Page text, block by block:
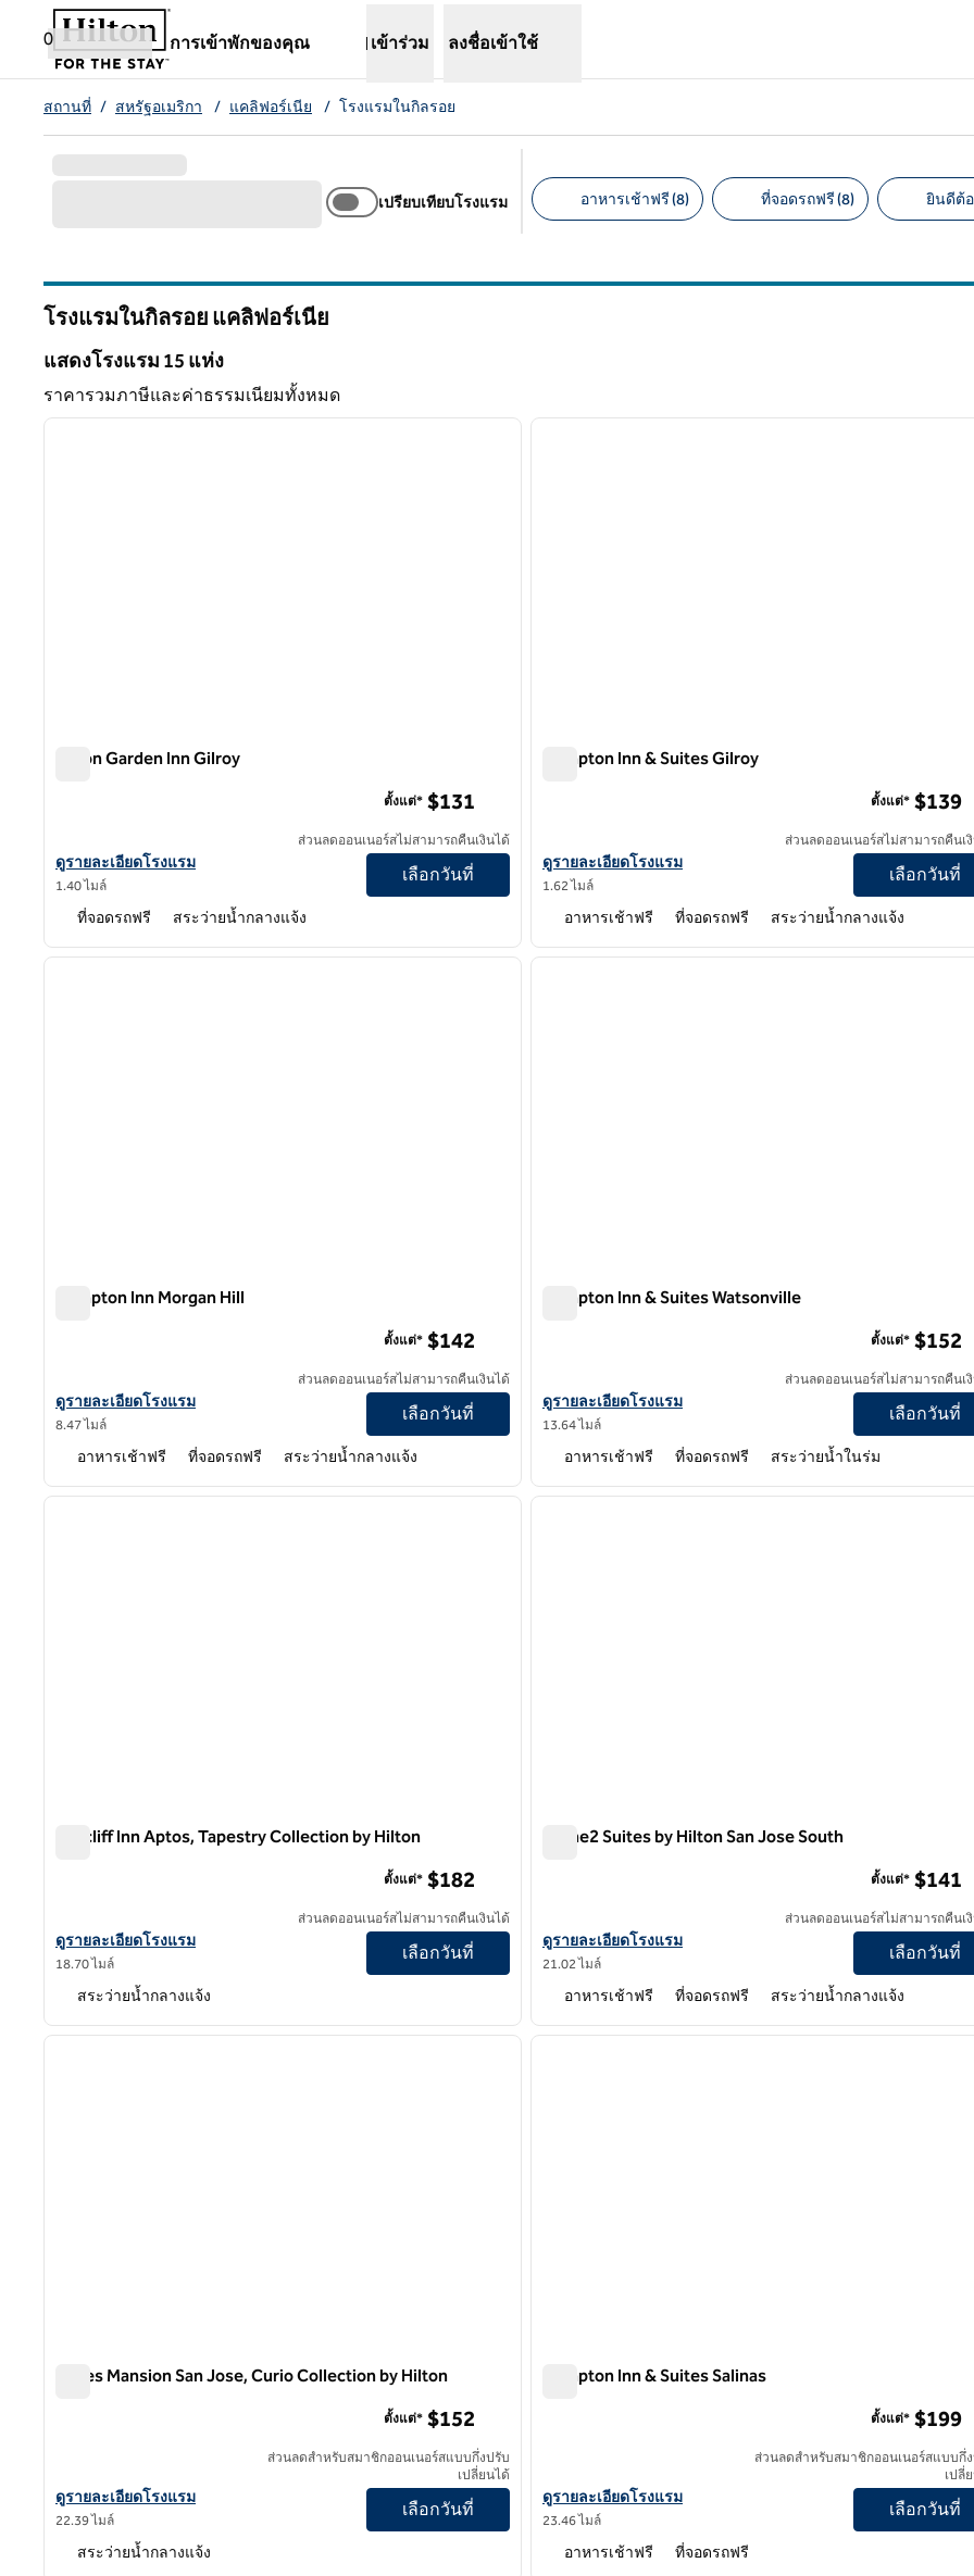
ข้ามไปที่เนื้อหา
0
การเข้าพักของคุณ
เปิดแท็บใหม่
เข้าร่วม ลงชื่อเข้าใช้
สถานที่ / สหรัฐอเมริกา / แคลิฟอร์เนีย / โรงแรมในกิลรอย
เปรียบเทียบโรงแรม อาหารเช้าฟรี (8) ที่จอดรถฟรี (8) ยินดีต้
โรงแรมในกิลรอย แคลิฟอร์เนีย
แสดงโรงแรม 15 แห่ง
แสดงโรงแรม 15 แห่ง
ราคารวมภาษีและค่าธรรมเนียมทั้งหมด
1 จาก 12
ภาพถัดไป
Hilton Garden Inn Gilroy
ดูรายละเอียดโรงแรม Hilton Garden Inn Gilroy
ดูรายละเอียดโรงแรม
1.40 ไมล์
ตั้งแต่* $131
ส่วนลดออนเนอร์สไม่สามารถคืนเงินได้
เลือกวันที่
ที่จอดรถฟรี สระว่ายน้ำกลางแจ้ง
1 จาก 12
Hampton Inn & Suites Gilroy
ดูรายละเอียดโรงแรมสําหรับ Hampton Inn & Suites Gilroy
ดูรายละเอียดโรงแรม
1.62 ไมล์
ตั้งแต่* $139
ส่วนลดออนเนอร์สไม่สามารถคืนเ
เลือกวันที่
อาหารเช้าฟรี ที่จอดรถฟรี สระว่ายน้ำกลางแจ้ง
1 จาก 12
ภาพถัดไป
Hampton Inn Morgan Hill
ดูรายละเอียดโรงแรม Hampton Inn Morgan Hill
ดูรายละเอียดโรงแรม
8.47 ไมล์
ตั้งแต่* $142
ส่วนลดออนเนอร์สไม่สามารถคืนเงินได้
เลือกวันที่
อาหารเช้าฟรี ที่จอดรถฟรี สระว่ายน้ำกลางแจ้ง
1 จาก 12
Hampton Inn & Suites Watsonville
ดูรายละเอียดโรงแรมสําหรับ Hampton Inn & Suites Watsonville
ดูรายละเอียดโรงแรม
13.64 ไมล์
ตั้งแต่* $152
ส่วนลดออนเนอร์สไม่สามารถคืนเ
เลือกวันที่
อาหารเช้าฟรี ที่จอดรถฟรี สระว่ายน้ำในร่ม
1 จาก 12
ภาพถัดไป
Seacliff Inn Aptos, Tapestry Collection by Hilton
ดูรายละเอียดโรงแรม Seacliff Inn Aptos, Tapestry Collection by Hilton
ดูรายละเอียดโรงแรม
18.70 ไมล์
ตั้งแต่* $182
ส่วนลดออนเนอร์สไม่สามารถคืนเงินได้
เลือกวันที่
สระว่ายน้ำกลางแจ้ง
1 จาก 9
Home2 Suites by Hilton San Jose South
ดูรายละเอียดโรงแรม Home2 Suites by Hilton San Jose South
ดูรายละเอียดโรงแรม
21.02 ไมล์
ตั้งแต่* $141
ส่วนลดออนเนอร์สไม่สามารถคืนเ
เลือกวันที่
อาหารเช้าฟรี ที่จอดรถฟรี สระว่ายน้ำกลางแจ้ง
1 จาก 12
ภาพถัดไป
Hayes Mansion San Jose, Curio Collection by Hilton
ดูรายละเอียดโรงแรม Hayes Mansion San Jose, Curio Collection by Hilton
ดูรายละเอียดโรงแรม
22.39 ไมล์
ตั้งแต่* $152
ส่วนลดสําหรับสมาชิกออนเนอร์สแบบกึ่งปรับ
เปลี่ยนได้
เลือกวันที่
สระว่ายน้ำกลางแจ้ง
1 จาก 12
Hampton Inn & Suites Salinas
ดูรายละเอียดโรงแรมสําหรับ Hampton Inn & Suites Salinas
ดูรายละเอียดโรงแรม
23.46 ไมล์
ตั้งแต่* $199
ส่วนลดสําหรับสมาชิกออนเนอร์สแบบกึ่
เปลี่
เลือกวันที่
อาหารเช้าฟรี ที่จอดรถฟรี